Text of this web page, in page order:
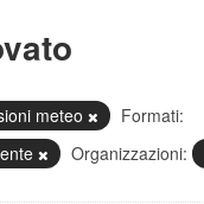
meteo
Formati:
Organizzazioni: